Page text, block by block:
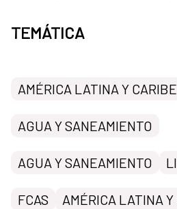
TEMÁTICA
AMÉRICA LATINA Y CARIBE
AGUA Y SANEAMIENTO
AGUA Y SANEAMIENTO
FCAS AMÉRICA LATINA Y